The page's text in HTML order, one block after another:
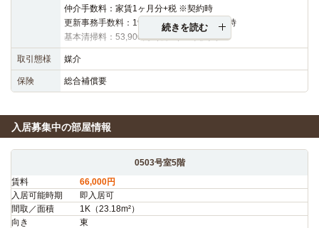
仲介手数料：家賃1ヶ月分+税 ※契約時
更新事務手数料：19,800円（税込）※更新時
基本清掃料：53,900円（税込）※契約時
続きを読む
取引態様 媒介
保険 総合補償要
入居募集中の部屋情報
0503号室5階
賃料
66,000円
入居可能時期
即入居可
間取／面積
1K（23.18m²）
向き
東